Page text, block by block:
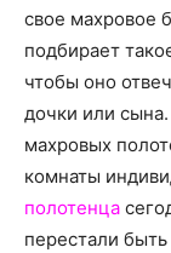
свое махровое
подбирает
чтобы оно
дочки или
махровых
комнаты
полотенца
перестали